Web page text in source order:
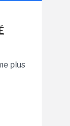
plus